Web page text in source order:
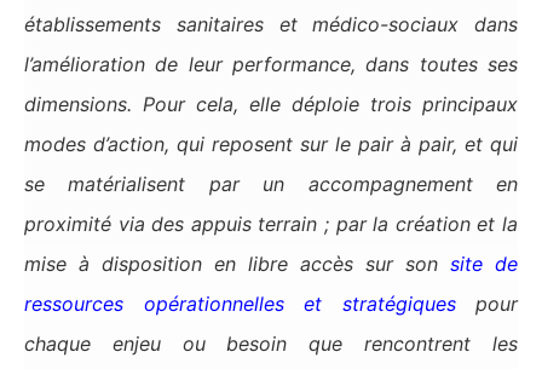
établissements sanitaires et médico-sociaux dans
l’amélioration de leur performance, dans toutes ses
dimensions. Pour cela, elle déploie trois principaux
modes d’action, qui reposent sur le pair à pair, et qui
se matérialisent par un accompagnement en
proximité via des appuis terrain ; par la création et la
mise à disposition en libre accès sur son site de
ressources opérationnelles et stratégiquespour
chaque enjeu ou besoin que rencontrent les